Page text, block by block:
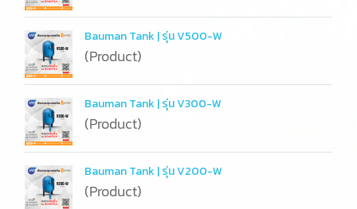
Bauman Tank | รุ่น V500-W
(Product)
Bauman Tank | รุ่น V300-W
(Product)
Bauman Tank | รุ่น V200-W
(Product)